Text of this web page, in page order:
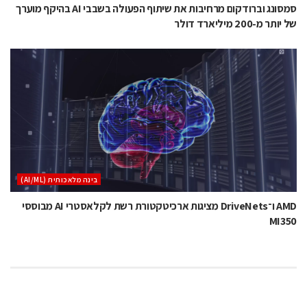
סמסונג וברודקום מרחיבות את שיתוף הפעולה בשבבי AI בהיקף מוערך
של יותר מ-200 מיליארד דולר
בינה מלאכותית (AI/ML)
AMD ו־DriveNets מציגות ארכיטקטורת רשת לקלאסטרי AI מבוססי
MI350